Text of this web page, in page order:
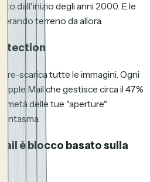
dall'inizio degli anni 2000. E le
terreno da allora.
scarica tutte le immagini. Ogni
Mail che gestisce circa il 47%
metà delle tue "aperture"
è blocco basato sulla